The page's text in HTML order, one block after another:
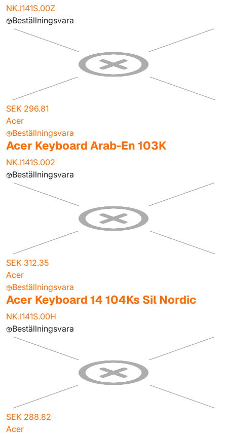
NK.I141S.00Z
Beställningsvara
SEK 296.81
Acer
Beställningsvara
Acer Keyboard Arab-En 103K
NK.I141S.002
Beställningsvara
SEK 312.35
Acer
Beställningsvara
Acer Keyboard 14 104Ks Sil Nordic
NK.I141S.00H
Beställningsvara
SEK 288.82
Acer